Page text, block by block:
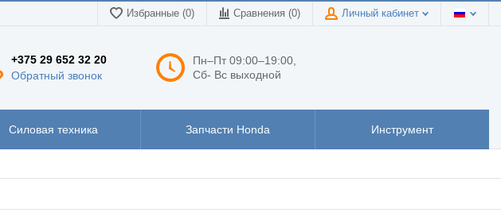
Избранные (0) Сравнения (0) Личный кабинет
+375 29 652 32 20
Обратный звонок
Пн–Пт 09:00–19:00,
Сб- Вс выходной
Силовая техника Запчасти Honda Инструмент